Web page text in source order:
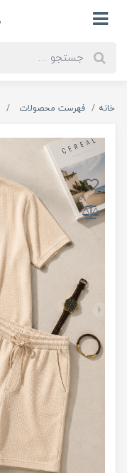
خانه فهرست محصولات